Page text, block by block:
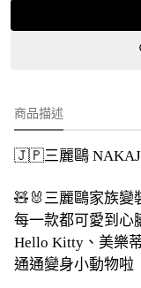
商品描述
🇯🇵三麗鷗
🧸🐰三麗鷗家族變
每一款都可愛到心
Hello Kitty、美樂
通通變身小動物啦